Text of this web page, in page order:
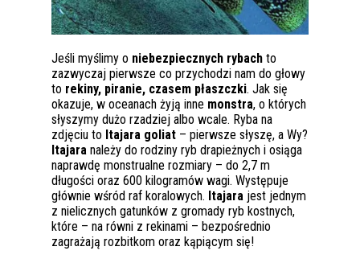
Jeśli myślimy o niebezpiecznych rybach to
zazwyczaj pierwsze co przychodzi nam do głowy
to rekiny, piranie, czasem płaszczki. Jak się
okazuje, w oceanach żyją inne monstra, o których
słyszymy dużo rzadziej albo wcale. Ryba na
zdjęciu to Itajara goliat – pierwsze słyszę, a Wy?
Itajara należy do rodziny ryb drapieżnych i osiąga
naprawdę monstrualne rozmiary – do 2,7 m
długości oraz 600 kilogramów wagi. Występuje
głównie wśród raf koralowych. Itajara jest jednym
z nielicznych gatunków z gromady ryb kostnych,
które – na równi z rekinami – bezpośrednio
zagrażają rozbitkom oraz kąpiącym się!